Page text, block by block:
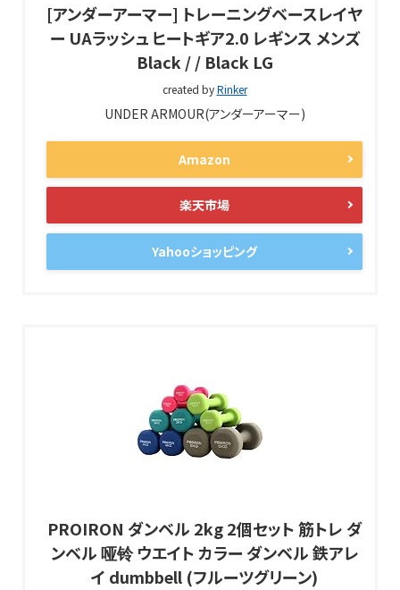
[アンダーアーマー] トレーニングベースレイヤ
ー UAラッシュ ヒートギア2.0 レギンス メンズ
Black / / Black LG
created byRinker
UNDER ARMOUR(アンダーアーマー)
Amazon
楽天市場
Yahooショッピング
PROIRON ダンベル 2kg 2個セット 筋トレ ダ
ンベル 哑铃 ウエイト カラー ダンベル 鉄アレ
イ dumbbell (フルーツグリーン)